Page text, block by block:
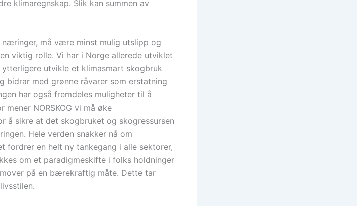
klimaregnskap. Slik kan summen av
må være minst mulig utslipp og
viktig rolle. Vi har i Norge allerede utviklet
utvikle et klimasmart skogbruk
bidrar med grønne råvarer som erstatning
har også fremdeles muligheter til å
NORSKOG vi må øke
å sikre at det skogbruket og skogressursen
Hele verden snakker nå om
en helt ny tankegang i alle sektorer,
om et paradigmeskifte i folks holdninger
på en bærekraftig måte. Dette tar